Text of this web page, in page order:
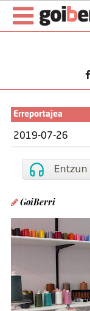
Erreportajea
2019-07-26
GoiBerri